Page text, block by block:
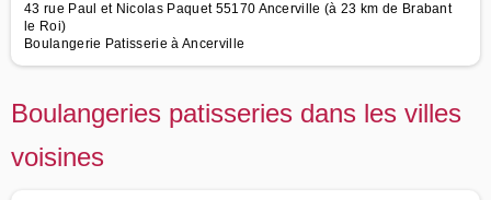
43 rue Paul et Nicolas Paquet 55170 Ancerville (à 23 km de Brabant
le Roi)
Boulangerie Patisserie à Ancerville
Boulangeries patisseries dans les villes
voisines